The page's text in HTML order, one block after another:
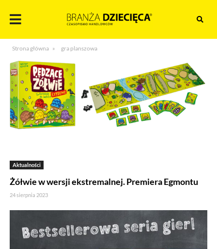
treści
Branża
dziecięca
Strona główna » gra planszowa
Aktualności
Żółwie w wersji ekstremalnej. Premiera Egmontu
24 sierpnia 2023